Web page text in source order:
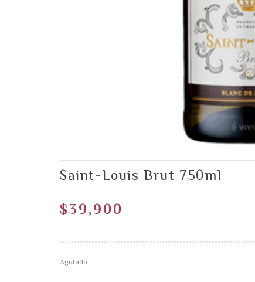
Saint-Louis Brut 750ml
$39,900
Agotado